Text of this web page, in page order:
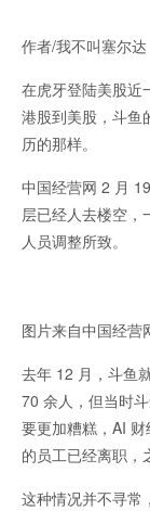
作者/我不叫塞尔达
在虎牙登陆美股近
港股到美股，斗鱼
历的那样。
中国经营网 2 月
层已经人去楼空，
人员调整所致。
图片来自中国经营
去年 12 月，斗鱼
70 余人，但当时
要更加糟糕，AI
的员工已经离职，
这种情况并不寻常